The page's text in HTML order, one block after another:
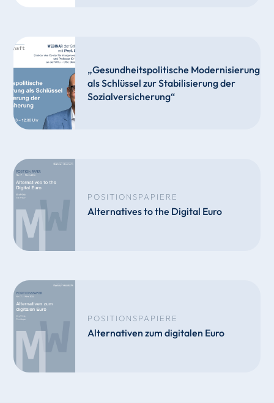
„Gesundheitspolitische Modernisierung
als Schlüssel zur Stabilisierung der
Sozialversicherung“
POSITIONSPAPIERE
Alternatives to the Digital Euro
POSITIONSPAPIERE
Alternativen zum digitalen Euro